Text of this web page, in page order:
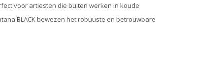
voor artiesten die buiten werken in koude
BLACK bewezen het robuuste en betrouwbare